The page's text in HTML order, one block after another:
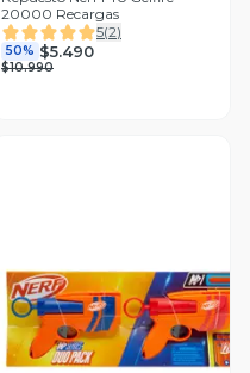
20000 Recargas
5(2)
50% $5.490
$10.990